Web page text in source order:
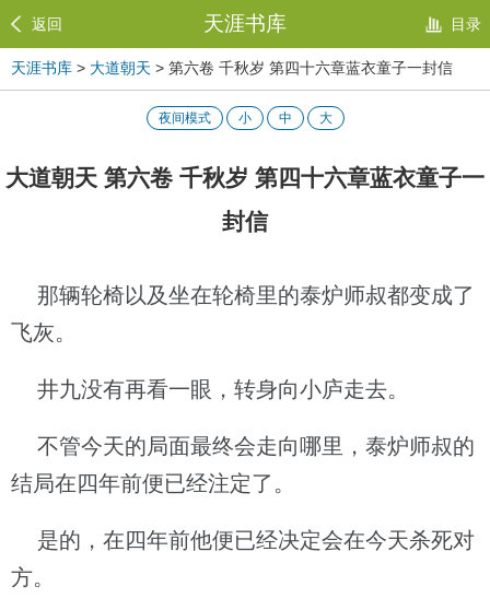
返回 天涯书库 目录
天涯书库 > 大道朝天 > 第六卷 千秋岁 第四十六章蓝衣童子一封信
夜间模式 小 中 大
大道朝天 第六卷 千秋岁 第四十六章蓝衣童子一
封信
那辆轮椅以及坐在轮椅里的泰炉师叔都变成了
飞灰。
井九没有再看一眼，转身向小庐走去。
不管今天的局面最终会走向哪里，泰炉师叔的
结局在四年前便已经注定了。
是的，在四年前他便已经决定会在今天杀死对
方。